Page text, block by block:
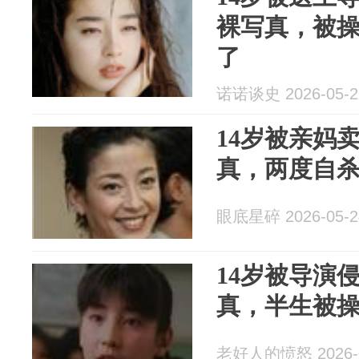
裸写真，被
了
诺诺谈史 2026-05-
14岁被亲妈
真，两度自
眼底星碎 2026-05-
14岁被导演
真，半生被
老好人的愤怒